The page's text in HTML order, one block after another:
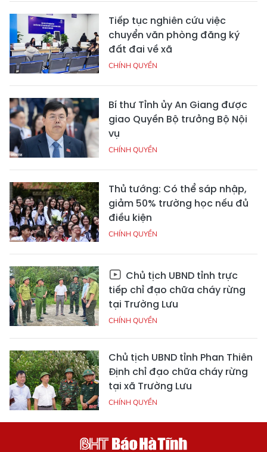
Tiếp tục nghiên cứu việc
chuyển văn phòng đăng ký
đất đai về xã
CHÍNH QUYỀN
Bí thư Tỉnh ủy An Giang được
giao Quyền Bộ trưởng Bộ Nội
vụ
CHÍNH QUYỀN
Thủ tướng: Có thể sáp nhập,
giảm 50% trường học nếu đủ
điều kiện
CHÍNH QUYỀN
Chủ tịch UBND tỉnh trực
tiếp chỉ đạo chữa cháy rừng
tại Trường Lưu
CHÍNH QUYỀN
Chủ tịch UBND tỉnh Phan Thiên
Định chỉ đạo chữa cháy rừng
tại xã Trường Lưu
CHÍNH QUYỀN